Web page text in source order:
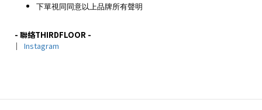
下單視同同意以上品牌所有聲明
- 聯絡THIRDFLOOR -
｜ Instagram